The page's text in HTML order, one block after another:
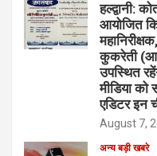
हल्द्वानी:
आयोजित
कुकरेती
उपस्थित
मीडिया को
एडिटर इन
August 7,
अन्य बड़ी खबरे